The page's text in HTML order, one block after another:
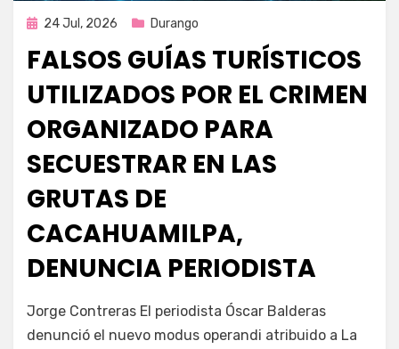
Publicada
24 Jul, 2026 Durango
FALSOS GUÍAS TURÍSTICOS
UTILIZADOS POR EL CRIMEN
ORGANIZADO PARA
SECUESTRAR EN LAS
GRUTAS DE
CACAHUAMILPA,
DENUNCIA PERIODISTA
Fernando Miranda Servín
Jorge Contreras El periodista Óscar Balderas
denunció el nuevo modus operandi atribuido a La